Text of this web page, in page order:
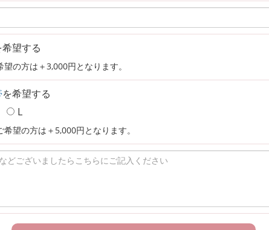
希望する
望の方は＋3,000円となります。
を希望する
L
希望の方は＋5,000円となります。